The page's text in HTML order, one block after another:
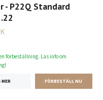
- P22Q Standard
förbeställning. Läs info om
MER